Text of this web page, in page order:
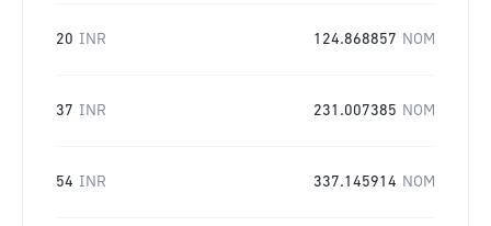
20 INR 124.868857 NOM
37 INR 231.007385 NOM
54 INR 337.145914 NOM